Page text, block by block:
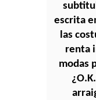
escrita
las
renta
modas